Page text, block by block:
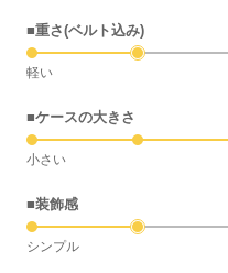
■重さ(ベルト込み)
軽い
■ケースの大きさ
小さい
■装飾感
シンプル